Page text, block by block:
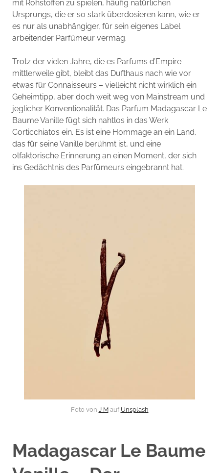
mit Rohstoffen zu spielen, häufig natürlichen
Ursprungs, die er so stark überdosieren kann, wie er
es nur als unabhängiger, für sein eigenes Label
arbeitender Parfümeur vermag.
Trotz der vielen Jahre, die es Parfums d’Empire
mittlerweile gibt, bleibt das Dufthaus nach wie vor
etwas für Connaisseurs – vielleicht nicht wirklich ein
Geheimtipp, aber doch weit weg von Mainstream und
jeglicher Konventionalität. Das Parfum Madagascar Le
Baume Vanille fügt sich nahtlos in das Werk
Corticchiatos ein. Es ist eine Hommage an ein Land,
das für seine Vanille berühmt ist, und eine
olfaktorische Erinnerung an einen Moment, der sich
ins Gedächtnis des Parfümeurs eingebrannt hat.
Foto von J Mauf Unsplash
Madagascar Le Baume